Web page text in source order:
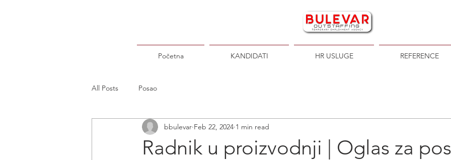
Početna KANDIDATI HR USLUGE REFERENCE
All Posts Posao
Radnik u proizvodnji | Oglas za
bbulevar Feb 22, 2024 1 min read